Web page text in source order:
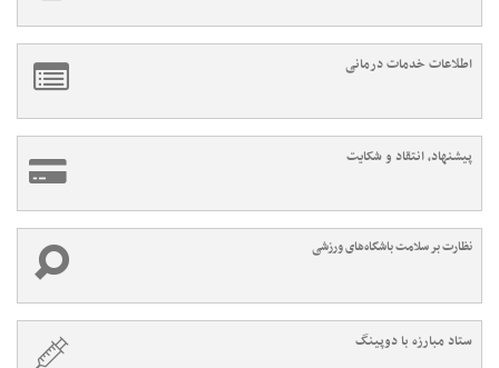
اطلاعات خدمات درمانی
پیشنهاد، انتقاد و شکایت
نظارت بر سلامت باشگاه‌های ورزشی
ستاد مبارزه با دوپینگ